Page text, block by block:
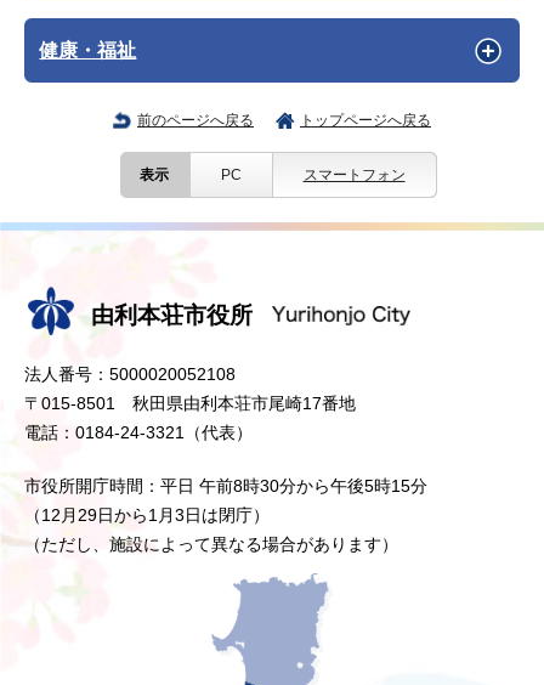
健康・福祉
前のページへ戻る トップページへ戻る
表示 PC スマートフォン
由利本荘市役所
法人番号：5000020052108
〒015-8501 秋田県由利本荘市尾崎17番地
電話：0184-24-3321（代表）
市役所開庁時間：平日 午前8時30分から午後5時15分
（12月29日から1月3日は閉庁）
（ただし、施設によって異なる場合があります）